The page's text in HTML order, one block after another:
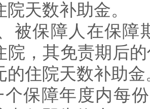
院天数补助金。
被保障人在保障
院，其免责期后
的住院天数补助金
个保障年度内每